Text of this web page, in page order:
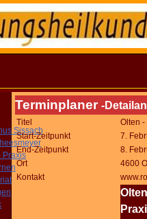
Sissach
Praxis
Terminplaner -
Titel
Olten
Start-Zeitpunkt
7.
End-Zeitpunkt
8.
Ort
4600
Kontakt